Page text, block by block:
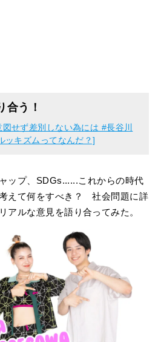
合う！
せず差別しない為には #長谷川
ッキズムってなんだ？]
ップ、SDGs......これからの時代
えて何をすべき？ 社会問題に詳
アルな意見を語り合ってみた。